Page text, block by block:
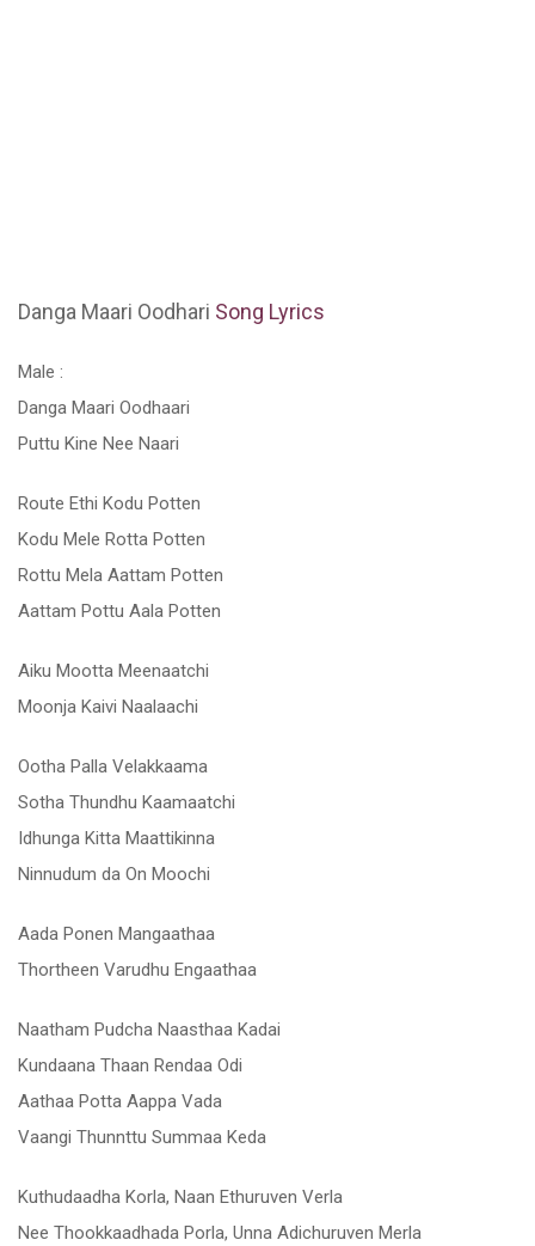
Danga Maari Oodhari Song Lyrics
Male :
Danga Maari Oodhaari
Puttu Kine Nee Naari
Route Ethi Kodu Potten
Kodu Mele Rotta Potten
Rottu Mela Aattam Potten
Aattam Pottu Aala Potten
Aiku Mootta Meenaatchi
Moonja Kaivi Naalaachi
Ootha Palla Velakkaama
Sotha Thundhu Kaamaatchi
Idhunga Kitta Maattikinna
Ninnudum da On Moochi
Aada Ponen Mangaathaa
Thortheen Varudhu Engaathaa
Naatham Pudcha Naasthaa Kadai
Kundaana Thaan Rendaa Odi
Aathaa Potta Aappa Vada
Vaangi Thunnttu Summaa Keda
Kuthudaadha Korla, Naan Ethuruven Verla
Nee Thookkaadhada Porla, Unna Adichuruven Merla